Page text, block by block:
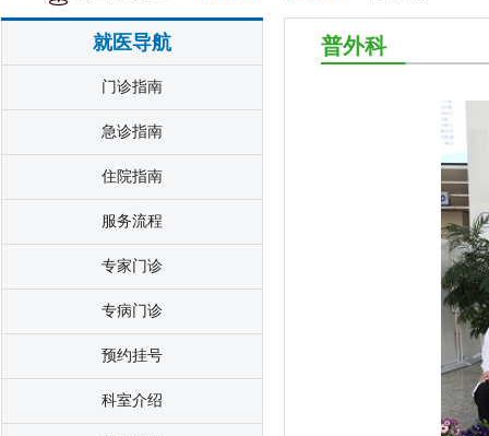
就医导航
门诊指南
急诊指南
住院指南
服务流程
专家门诊
专病门诊
预约挂号
科室介绍
普外科